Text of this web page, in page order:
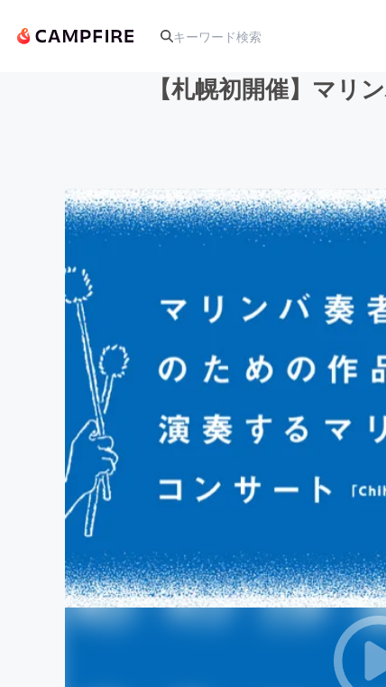
アート・写真
映像・映画
ビジネス・起業
まちづくり・地域活性化
【札幌初開催】マリ